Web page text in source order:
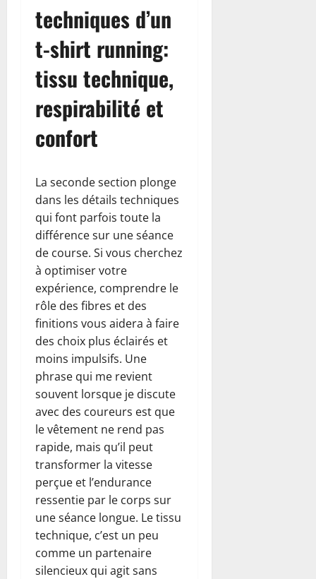
techniques d’un
t-shirt running:
tissu technique,
respirabilité et
confort
La seconde section plonge
dans les détails techniques
qui font parfois toute la
différence sur une séance
de course. Si vous cherchez
à optimiser votre
expérience, comprendre le
rôle des fibres et des
finitions vous aidera à faire
des choix plus éclairés et
moins impulsifs. Une
phrase qui me revient
souvent lorsque je discute
avec des coureurs est que
le vêtement ne rend pas
rapide, mais qu’il peut
transformer la vitesse
perçue et l’endurance
ressentie par le corps sur
une séance longue. Le tissu
technique, c’est un peu
comme un partenaire
silencieux qui agit sans